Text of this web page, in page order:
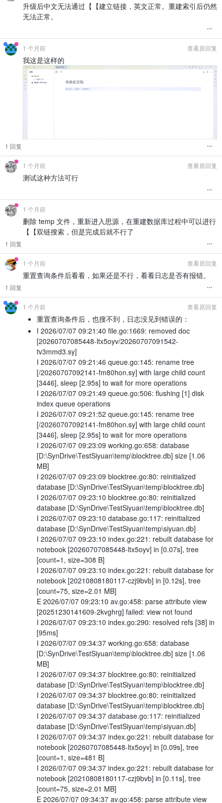
升级后中文无法通过【【建立链接，英文正常。重建索引后仍然
无法正常。
1 个月前 查看原回复
我这是这样的
1 回复
1 个月前 查看原回复
测试这种方法可行
1 个月前
删除 temp 文件，重新进入思源，在重建数据库过程中可以进行
【【双链搜索，但是完成后就不行了
1 回复
1 个月前 查看原回复
重置查询条件后看看，如果还是不行，看看日志是否有报错。
1 回复
1 个月前 查看原回复
重置查询条件后，也搜不到，日志没见到错误的：
I 2026/07/07 09:21:40 file.go:1669: removed doc
[20260707085448-ltx5oyv/20260707091542-
tv3mmd3.sy]
I 2026/07/07 09:21:46 queue.go:145: rename tree
[/20260707092141-fm80hon.sy] with large child count
[3446], sleep [2.95s] to wait for more operations
I 2026/07/07 09:21:49 queue.go:506: flushing [1] disk
index queue operations
I 2026/07/07 09:21:52 queue.go:145: rename tree
[/20260707092141-fm80hon.sy] with large child count
[3446], sleep [2.95s] to wait for more operations
I 2026/07/07 09:23:09 working.go:658: database
[D:\SynDrive\TestSiyuan\temp\blocktree.db] size [1.06
MB]
I 2026/07/07 09:23:09 blocktree.go:80: reinitialized
database [D:\SynDrive\TestSiyuan\temp\blocktree.db]
I 2026/07/07 09:23:10 blocktree.go:80: reinitialized
database [D:\SynDrive\TestSiyuan\temp\blocktree.db]
I 2026/07/07 09:23:10 database.go:117: reinitialized
database [D:\SynDrive\TestSiyuan\temp\siyuan.db]
I 2026/07/07 09:23:10 index.go:221: rebuilt database for
notebook [20260707085448-ltx5oyv] in [0.07s], tree
[count=1, size=308 B]
I 2026/07/07 09:23:10 index.go:221: rebuilt database for
notebook [20210808180117-czj9bvb] in [0.12s], tree
[count=75, size=2.01 MB]
E 2026/07/07 09:23:10 av.go:458: parse attribute view
[20251230141609-2kvghrg] failed: view not found
I 2026/07/07 09:23:10 index.go:290: resolved refs [38] in
[95ms]
I 2026/07/07 09:34:37 working.go:658: database
[D:\SynDrive\TestSiyuan\temp\blocktree.db] size [1.06
MB]
I 2026/07/07 09:34:37 blocktree.go:80: reinitialized
database [D:\SynDrive\TestSiyuan\temp\blocktree.db]
I 2026/07/07 09:34:37 blocktree.go:80: reinitialized
database [D:\SynDrive\TestSiyuan\temp\blocktree.db]
I 2026/07/07 09:34:37 database.go:117: reinitialized
database [D:\SynDrive\TestSiyuan\temp\siyuan.db]
I 2026/07/07 09:34:37 index.go:221: rebuilt database for
notebook [20260707085448-ltx5oyv] in [0.09s], tree
[count=1, size=481 B]
I 2026/07/07 09:34:37 index.go:221: rebuilt database for
notebook [20210808180117-czj9bvb] in [0.11s], tree
[count=75, size=2.01 MB]
E 2026/07/07 09:34:37 av.go:458: parse attribute view